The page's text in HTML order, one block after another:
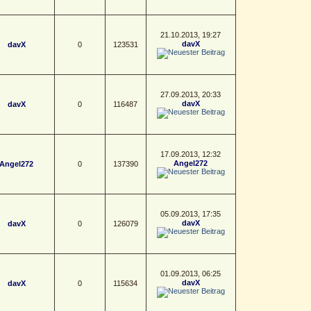
davX 0 123531
21.10.2013, 19:27
davX
davX 0 116487
27.09.2013, 20:33
davX
Angel272 0 137390
17.09.2013, 12:32
Angel272
davX 0 126079
05.09.2013, 17:35
davX
davX 0 115634
01.09.2013, 06:25
davX